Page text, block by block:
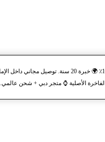
الأصلية ⌚️ متجر دبي + شحن عالمي.